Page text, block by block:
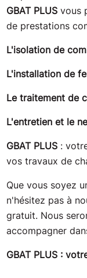
GBAT PLUSvous
de prestations
L'isolation de
L'installation de
Le traitement de
L'entretien et le
GBAT PLUS :
vos travaux de
Que vous soyez
n'hésitez pas à
gratuit. Nous
accompagner
GBAT PLUS :